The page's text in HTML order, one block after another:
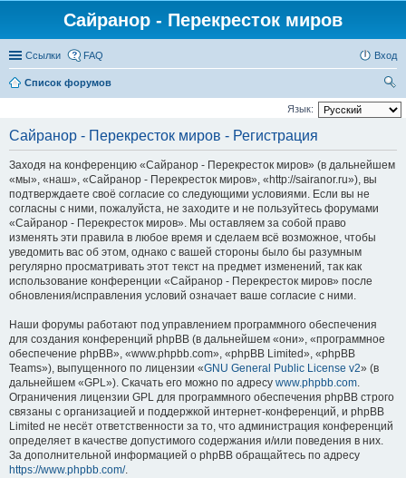
Сайранор - Перекресток миров
Ссылки FAQ Вход
Список форумов
ои
Язык:
Сайранор - Перекресток миров - Регистрация
Заходя на конференцию «Сайранор - Перекресток миров» (в дальнейшем
«мы», «наш», «Сайранор - Перекресток миров», «http://sairanor.ru»), вы
подтверждаете своё согласие со следующими условиями. Если вы не
согласны с ними, пожалуйста, не заходите и не пользуйтесь форумами
«Сайранор - Перекресток миров». Мы оставляем за собой право
изменять эти правила в любое время и сделаем всё возможное, чтобы
уведомить вас об этом, однако с вашей стороны было бы разумным
регулярно просматривать этот текст на предмет изменений, так как
использование конференции «Сайранор - Перекресток миров» после
обновления/исправления условий означает ваше согласие с ними.
Наши форумы работают под управлением программного обеспечения
для создания конференций phpBB (в дальнейшем «они», «программное
обеспечение phpBB», «www.phpbb.com», «phpBB Limited», «phpBB
Teams»), выпущенного по лицензии «GNU General Public License v2» (в
дальнейшем «GPL»). Скачать его можно по адресу www.phpbb.com.
Ограничения лицензии GPL для программного обеспечения phpBB строго
связаны с организацией и поддержкой интернет-конференций, и phpBB
Limited не несёт ответственности за то, что администрация конференций
определяет в качестве допустимого содержания и/или поведения в них.
За дополнительной информацией о phpBB обращайтесь по адресу
https://www.phpbb.com/.